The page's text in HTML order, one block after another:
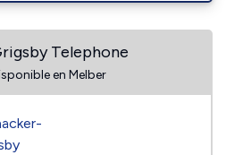
Telephone
en Melber